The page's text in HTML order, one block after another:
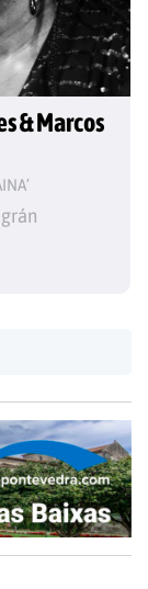
& Marcos